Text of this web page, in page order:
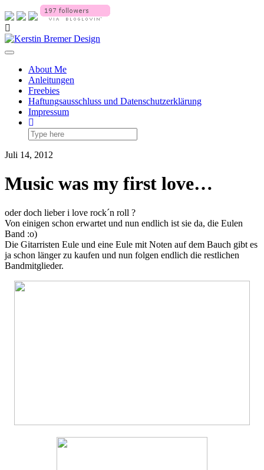
Skip
to
content
Socialmedia
header
Toggle Navigation
About Me
Anleitungen
Freebies
Haftungsausschluss und Datenschutzerklärung
Impressum
Juli 14, 2012
Music was my first love…
oder doch lieber i love rock´n roll ?
Von einigen schon erwartet und nun endlich ist sie da, die Eulen
Band :o)
Die Gitarristen Eule und eine Eule mit Noten auf dem Bauch gibt es
ja schon länger zu kaufen und nun folgen endlich die restlichen
Bandmitglieder.